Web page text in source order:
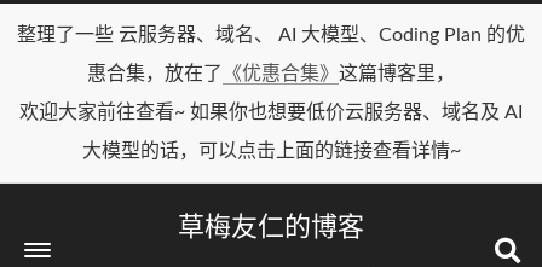
整理了一些 云服务器、域名、 AI 大模型、Coding Plan 的优
惠合集，放在了
《优惠合集》 这篇博客里，
欢迎大家前往查看~ 如果你也想要低价云服务器、域名及 AI
大模型的话，可以点击上面的链接查看详情~
草梅友仁的博客